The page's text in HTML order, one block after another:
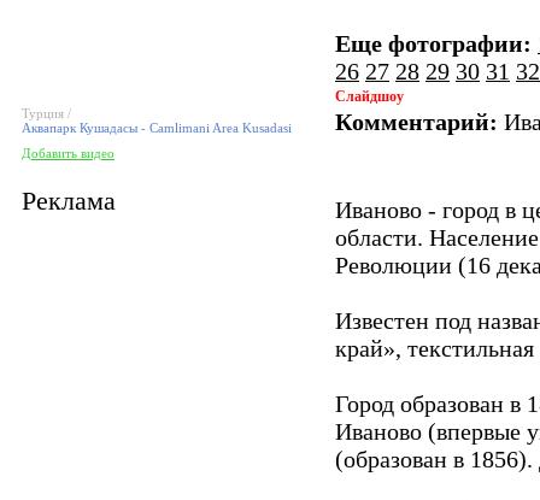
Турция /
Аквапарк Кушадасы - Camlimani Area Kusadasi
Добавить видео
Реклама
Еще фотографии:
26 27 28 29 30 31 32
Слайдшоу
Комментарий:
Иваново - город в
области.
Революции (16
Известен под
край»,
Город образован в
Иваново (впервые
(образован в